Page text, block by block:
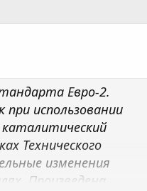
Евро-2.
использовании
Технического
изменения
Произведена